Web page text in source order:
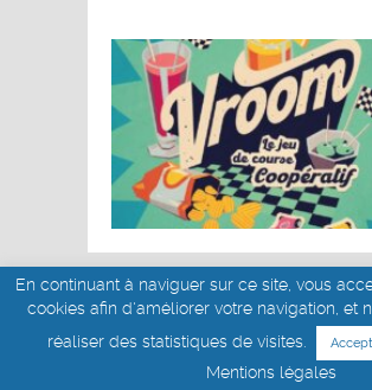
© akoa tujou 2019 - 2026
En continuant à naviguer sur ce site, vous
cookies afin d'améliorer votre navigation, et
réaliser des statistiques de visites.
Mentions légales